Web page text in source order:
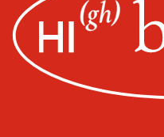
Публичная оферта
Политика конфиденциальности
Оплата, доставка, возврат
Сайт от segoch.ru